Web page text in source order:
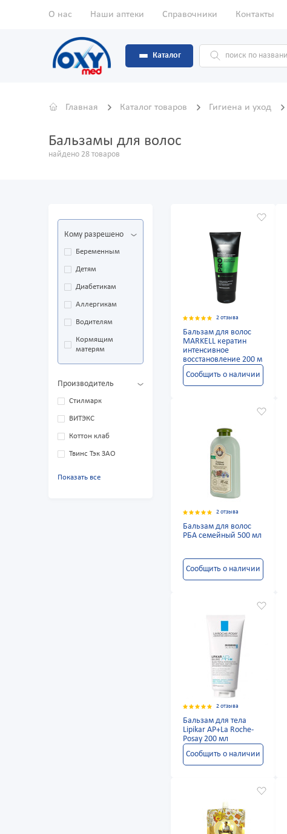
О нас Наши аптеки Справочники Контакты
Каталог
Главная Каталог товаров Гигиена и уход
Бальзамы для волос
найдено 28 товаров
Кому разрешено
Беременным
Детям
Диабетикам
Аллергикам
Водителям
Кормящим
матерям
Производитель
Стилмарк
ВИТЭКС
Коттон клаб
Твинс Тэк ЗАО
Показать все
2 отзыва
Бальзам для волос
MARKELL кератин
интенсивное
восстановление 200 м
Сообщить о наличии
2 отзыва
Бальзам для волос
РБА семейный 500 мл
Сообщить о наличии
2 отзыва
Бальзам для тела
Lipikar AP+La Roche-
Posay 200 мл
Сообщить о наличии